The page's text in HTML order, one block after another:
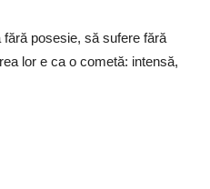
posesie, să sufere fără
lor e ca o cometă: intensă,